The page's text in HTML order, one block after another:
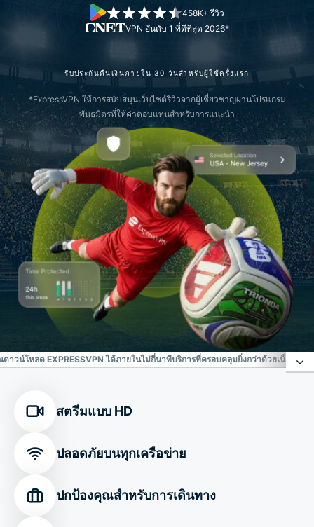
VPN อันดับ 1 ที่ดีที่สุด 2026*
458K+ รีวิว
รับประกันคืนเงินภายใน 30 วันสำหรับผู้ใช้ครั้งแรก
*ExpressVPN ให้การสนับสนุนเว็บไซต์รีวิวจากผู้เชี่ยวชาญผ่านโปรแกรม
พันธมิตรที่ให้ค่าตอบแทนสำหรับการแนะนำ
ดาวน์โหลด EXPRESSVPN ได้ภายในไม่กี่นาทีบริการที่ครอบคลุมยิ่งกว่าด้วยเน็ต
ที่ไหนก็ตาม
ปรับแต่งการเชื่อมต่อของคุณ
สตรีมแบบ HD
ปลอดภัยบนทุกเครือข่าย
ปกป้องคุณสำหรับการเดินทาง